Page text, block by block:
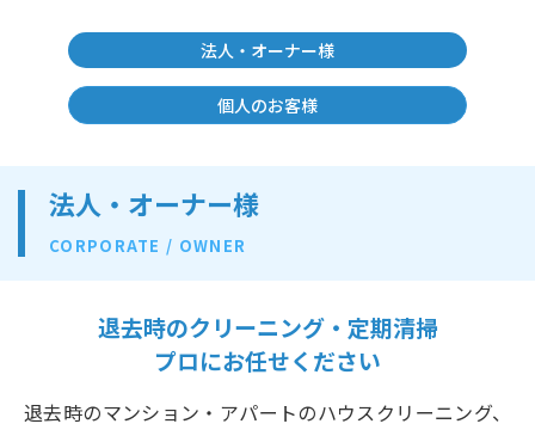
法人・オーナー様
個人のお客様
法人・オーナー様
CORPORATE / OWNER
退去時のクリーニング・定期清掃
プロにお任せください
退去時のマンション・アパートのハウスクリーニング、